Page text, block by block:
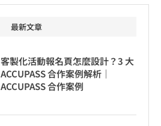
最新文章
客製化活動報名頁怎麼設計？3 大
ACCUPASS 合作案例解析｜
ACCUPASS 合作案例